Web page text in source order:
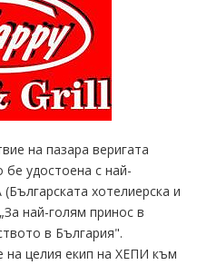
на пазара веригата
бе удостоена с най-
хотелиерска и
най-голям принос в
в България".
целия екип на ХЕПИ към